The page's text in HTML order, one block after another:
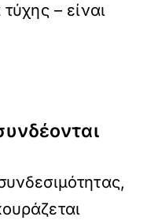
– είναι